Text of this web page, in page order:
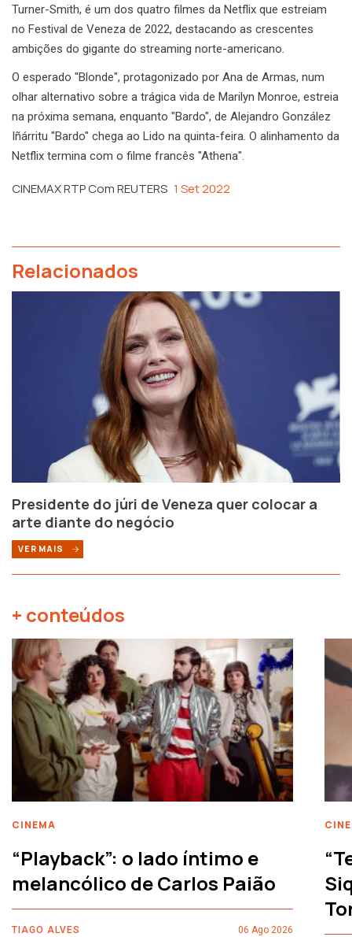
Turner-Smith, é um dos quatro filmes da Netflix que estreiam
no Festival de Veneza de 2022, destacando as crescentes
ambições do gigante do streaming norte-americano.
O esperado "Blonde", protagonizado por Ana de Armas, num
olhar alternativo sobre a trágica vida de Marilyn Monroe, estreia
na próxima semana, enquanto "Bardo", de Alejandro González
Iñárritu "Bardo" chega ao Lido na quinta-feira. O alinhamento da
Netflix termina com o filme francês "Athena".
CINEMAX RTP Com REUTERS 1 Set 2022
Relacionados
Presidente do júri de Veneza quer colocar a
arte diante do negócio
VER MAIS
+ conteúdos
CINEMA
“Playback”: o lado íntimo e
melancólico de Carlos Paião
TIAGO ALVES 06 Ago 2026